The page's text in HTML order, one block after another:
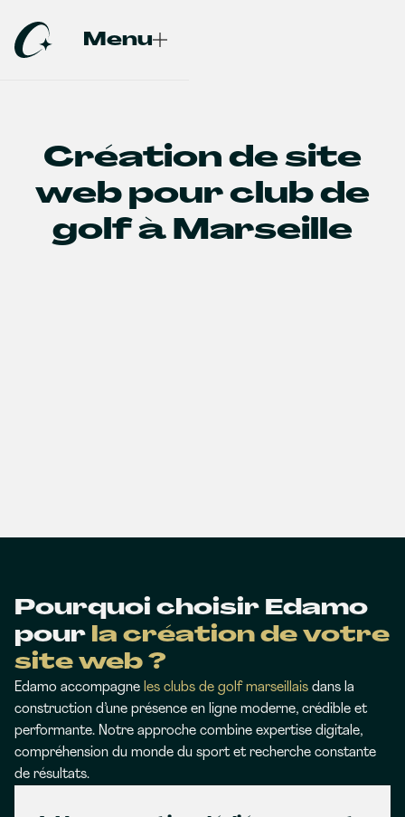
Menu
Création de site
web pour club de
golf à Marseille
Pourquoi choisir Edamo
pour la création de votre
site web ?
Edamo accompagne les clubs de golf marseillais dans la
construction d’une présence en ligne moderne, crédible et
performante. Notre approche combine expertise digitale,
compréhension du monde du sport et recherche constante
de résultats.